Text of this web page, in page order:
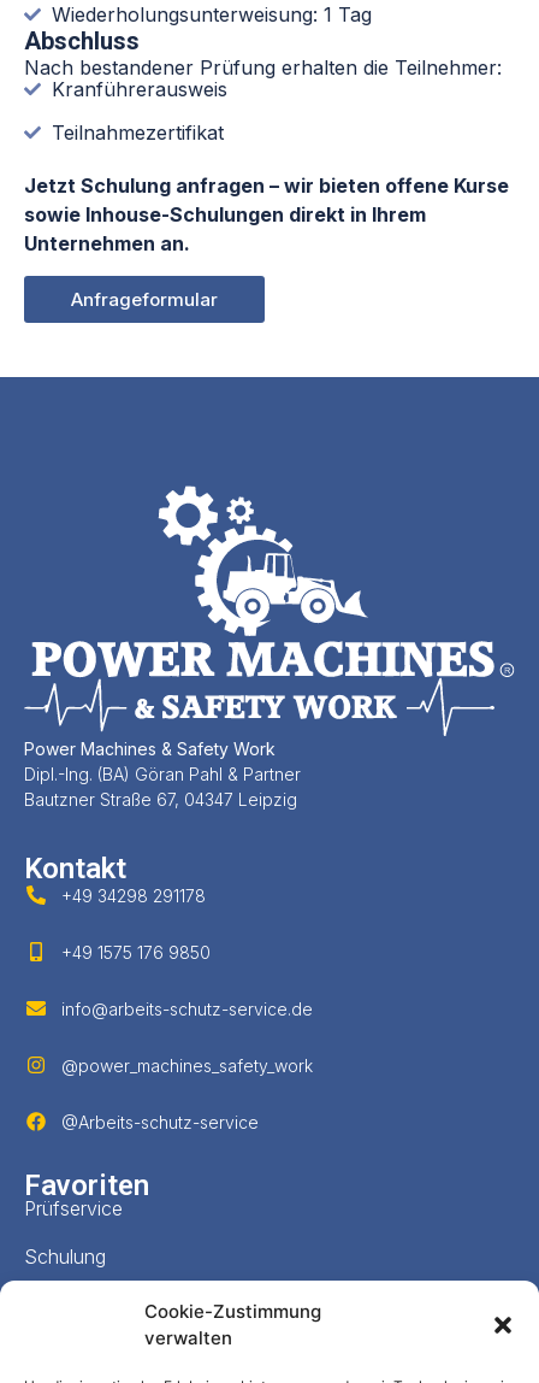
Cookie-Zustimmung
verwalten
Wiederholungsunterweisung: 1 Tag
Abschluss
Nach bestandener Prüfung erhalten die Teilnehmer:
Kranführerausweis
Teilnahmezertifikat
Jetzt Schulung anfragen – wir bieten offene Kurse
sowie Inhouse-Schulungen direkt in Ihrem
Unternehmen an.
Anfrageformular
Power Machines & Safety Work
Dipl.-Ing. (BA) Göran Pahl & Partner
Bautzner Straße 67, 04347 Leipzig
Kontakt
+49 34298 291178
+49 1575 176 9850
info@arbeits-schutz-service.de
@power_machines_safety_work
@Arbeits-schutz-service
Favoriten
Prüfservice
Schulung
Inhouse-Schulung
Online Seminare